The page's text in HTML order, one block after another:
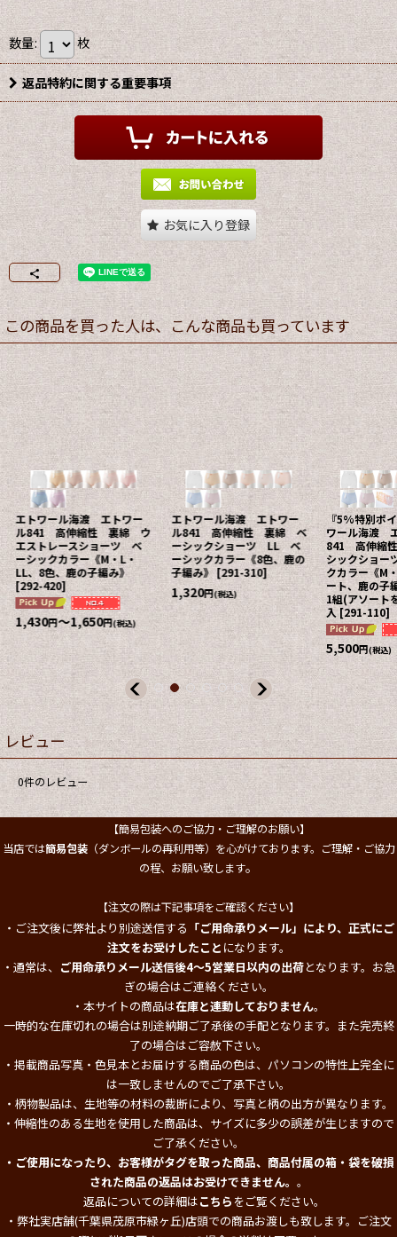
数量: 枚
返品特約に関する重要事項
お気に入り登録
この商品を買った人は、こんな商品も買っています
エトワール海渡 エトワー
ル841 高伸縮性 裏綿 ウ
エストレースショーツ ベ
ーシックカラー《M・L・
LL、8色、鹿の子編み》
[292-420]
1,430円～1,650円(税込)
エトワール海渡 エトワー
ル841 高伸縮性 裏綿 ベ
ーシックショーツ LL ベ
ーシックカラー《8色、鹿の
子編み》 [291-310]
1,320円(税込)
『5%特別ポ
ワール海渡
841 高伸縮
シックショ
クカラー《M
ート、鹿の子
1組(アソート
入 [291-110]
5,500円(税込)
レビュー
0件のレビュー
【簡易包装へのご協力・ご理解のお願い】
当店では簡易包装（ダンボールの再利用等）を心がけております。ご理解・ご協力
の程、お願い致します。
【注文の際は下記事項をご確認ください】
・ご注文後に弊社より別途送信する 「ご用命承りメール」により、正式にご
注文をお受けしたこと になります。
・通常は、 ご用命承りメール送信後4～5営業日以内の出荷となります。お急
ぎの場合はご連絡ください。
・本サイトの商品は在庫と連動しておりません。
一時的な在庫切れの場合は別途納期ご了承後の手配となります。また完売終
了の場合はご容赦下さい。
・掲載商品写真・色見本とお届けする商品の色は、パソコンの特性上完全に
は一致しませんのでご了承下さい。
・柄物製品は、生地等の材料の裁断により、写真と柄の出方が異なります。
・伸縮性のある生地を使用した商品は、サイズに多少の誤差が生じますので
ご了承ください。
・ご使用になったり、お客様がタグを取った商品、商品付属の箱・袋を破損
された商品の返品はお受けできません。 。
返品についての詳細はこちらをご覧ください。
・弊社実店舗(千葉県茂原市緑ヶ丘)店頭での商品お渡しも致します。ご注文